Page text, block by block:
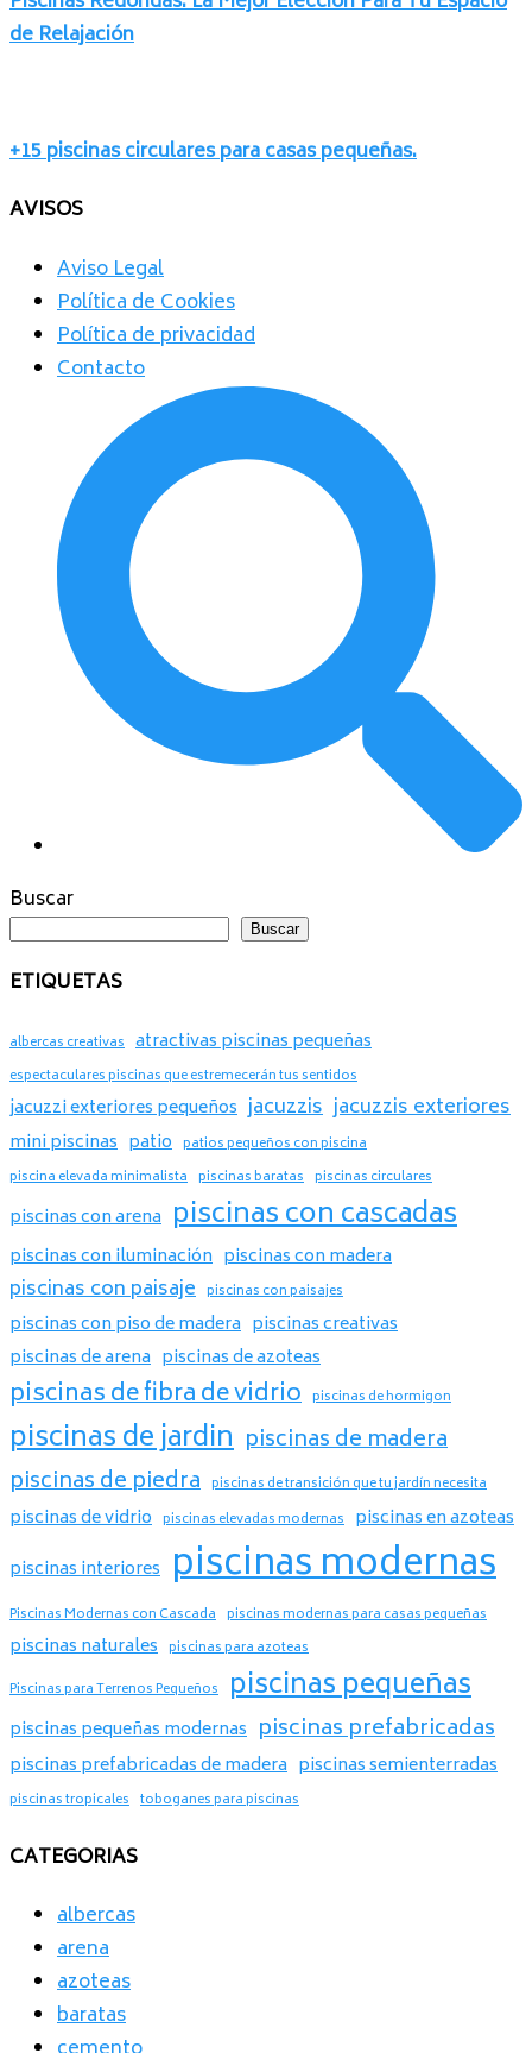
de Relajación
+15 piscinas circulares para casas pequeñas.
AVISOS
Aviso Legal
Política de Cookies
Política de privacidad
Contacto
Buscar
Buscar
ETIQUETAS
albercas creativas atractivas piscinas pequeñas
espectaculares piscinas que estremecerán tus sentidos
jacuzzi exteriores pequeños jacuzzis jacuzzis exteriores
mini piscinas patio patios pequeños con piscina
piscina elevada minimalista piscinas baratas piscinas circulares
piscinas con arena piscinas con cascadas
piscinas con iluminación piscinas con madera
piscinas con paisaje piscinas con paisajes
piscinas con piso de madera piscinas creativas
piscinas de arena piscinas de azoteas
piscinas de fibra de vidrio piscinas de hormigon
piscinas de jardin piscinas de madera
piscinas de piedra piscinas de transición que tu jardín necesita
piscinas de vidrio piscinas elevadas modernas piscinas en azoteas
piscinas interiores piscinas modernas
Piscinas Modernas con Cascada piscinas modernas para casas pequeñas
piscinas naturales piscinas para azoteas
Piscinas para Terrenos Pequeños piscinas pequeñas
piscinas pequeñas modernas piscinas prefabricadas
piscinas prefabricadas de madera piscinas semienterradas
piscinas tropicales toboganes para piscinas
CATEGORIAS
albercas
arena
azoteas
baratas